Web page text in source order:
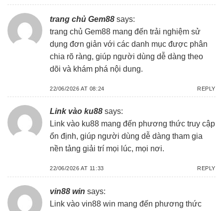
trang chủ Gem88 says:
trang chủ Gem88 mang đến trải nghiệm sử
dụng đơn giản với các danh mục được phân
chia rõ ràng, giúp người dùng dễ dàng theo
dõi và khám phá nội dung.
22/06/2026 AT 08:24 REPLY
Link vào ku88 says:
Link vào ku88 mang đến phương thức truy cập
ổn định, giúp người dùng dễ dàng tham gia
nền tảng giải trí mọi lúc, mọi nơi.
22/06/2026 AT 11:33 REPLY
vin88 win says:
Link vào vin88 win mang đến phương thức